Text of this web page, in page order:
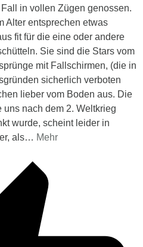
in vollen Zügen genossen.
Alter entsprechen etwas
fit für die eine oder andere
Sie sind die Stars vom
mit Fallschirmen, (die in
sicherlich verboten
lieber vom Boden aus. Die
nach dem 2. Weltkrieg
wurde, scheint leider in
als… Mehr